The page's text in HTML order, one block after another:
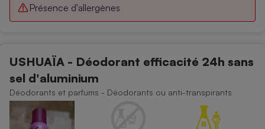
Présence d'allergènes
USHUAÏA - Déodorant efficacité 24h sans
sel d'aluminium
Déodorants et parfums - Déodorants ou anti-transpirants